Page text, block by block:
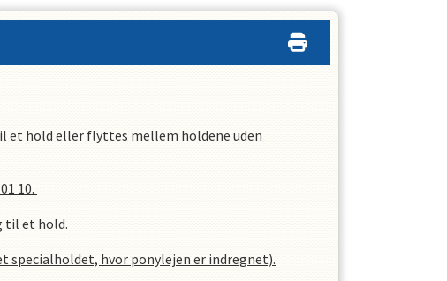
et hold eller flyttes mellem holdene uden
10.
til et hold.
specialholdet, hvor ponylejen er indregnet).